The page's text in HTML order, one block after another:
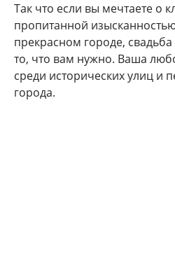
Так что если вы мечтаете о
пропитанной
прекрасном городе,
то, что вам нужно. Ваша
среди исторических улиц и
города.